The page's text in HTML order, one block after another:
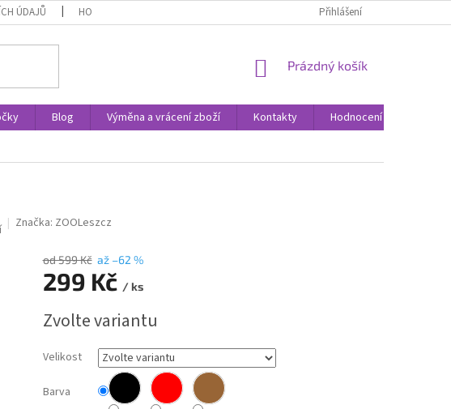
ÚDAJŮ HODNOCENÍ OBCHODU VÝMĚNA A VRÁCENÍ ZBOŽÍPřihlášení
NÁKUPNÍ
Prázdný košík
Blog Výměna a vrácení zboží Kontakty
Hodnocení obchodu
Značka: ZOOLeszcz
od 599 Kč až –62 %
299 Kč / ks
cena:
Zvolte variantu
Velikost
Barva